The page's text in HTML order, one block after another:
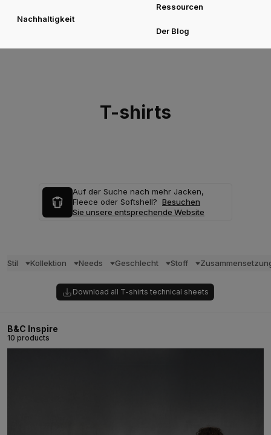
Nachhaltigkeit
Ressourcen
Der Blog
T-shirts
Auf der Suche nach mehr Jacken,
Fleece oder Softshell? Besuchen
Sie unsere entsprechende Website
Stil Kollektion Needs Geschlecht Stoff
Download all T-shirts technical sheets
B&C Inspire
10 products